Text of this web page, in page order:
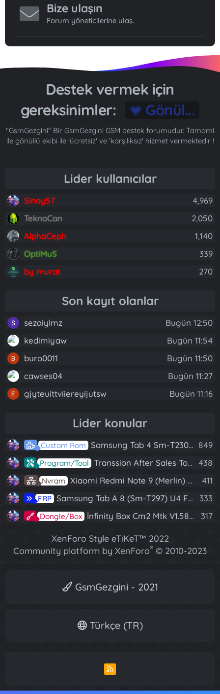
Bize ulaşın
Forum yöneticilerine ulaş.
Destek vermek için
gereksinimler:
Gönül...
"GsmGezgini" Bir GsmGezgini GSM destek forumudur. Tamami
ile gönüllü ekibi ile 'ücretsiz' ve 'karşılıksız' hizmet vermektedir !
Lider kullanıcılar
Sinay57
4,969
TeknoCan
2,050
AlphaCeph
1,140
OptiMuS
339
by murat
270
Son kayıt olanlar
sezaiylmz
Bugün 12:50
kedimiyaw
Bugün 11:54
buro0011
Bugün 11:50
cawses04
Bugün 11:27
gjyteuittviiereyijutsw
Bugün 11:16
Lider konular
Custom Rom Samsung Tab 4 Sm-T230 Android 7.1 Stabil Eba Destekli Yazılım 849
Program/Tool Transsion After Sales Tool V1.5.1 Full (Tüm Mtk Işlemcili Cihazları Meta Moda Alma) 438
Nvram Xiaomi Redmi Note 9 (Merlin) Nvram Yedeği Fix Nv By Dft Pro 411
FRP Samsung Tab A 8 (Sm-T297) U4 Frp Reset 333
Dongle/Box İnfinity Box Cm2 Mtk V1.58 Full Kurulum+Crack 317
XenForo Style eTiKeT™ 2022
Community platform by XenForo® © 2010-2023
GsmGezgini - 2021
Türkçe (TR)
R
S